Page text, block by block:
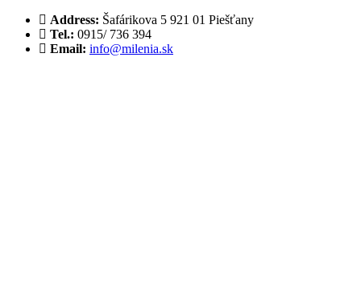
Address: Šafárikova 5 921 01 Piešťany
Tel.: 0915/ 736 394
Email: info@milenia.sk